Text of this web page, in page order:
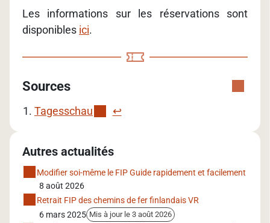
Autres actualités
Modifier soi-même le FIP Guide rapidement et facilement
8 août 2026
Retrait FIP des chemins de fer finlandais VR
6 mars 2025 Mis à jour le 3 août 2026
Les informations sur les réservations sont
disponibles ici.
Sources
Tagesschau ↩︎